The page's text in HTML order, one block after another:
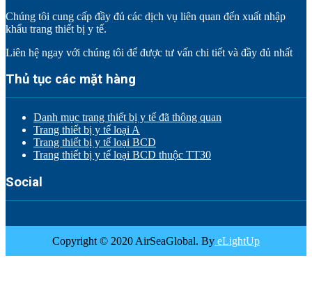
Chúng tôi cung cấp đầy đủ các dịch vụ liên quan đến xuất nhập
khẩu trang thiết bị y tế.
Liên hệ ngay với chúng tôi để được tư vấn chi tiết và đầy đủ nhất
Thủ tục các mặt hàng
Danh mục trang thiết bị y tế đã thông quan
Trang thiết bị y tế loại A
Trang thiết bị y tế loại BCD
Trang thiết bị y tế loại BCD thuộc TT30
Social
Copyright © 2020 AirSeaGlobal. By eLightUp